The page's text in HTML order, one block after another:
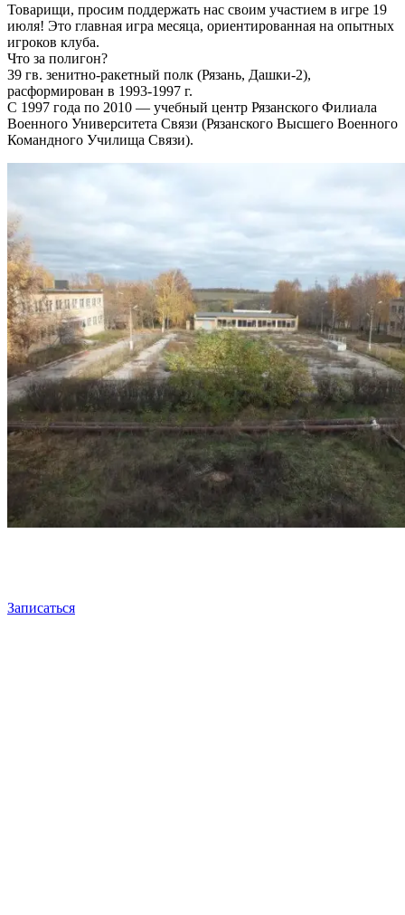
Товарищи, просим поддержать нас своим участием в игре 19
июля! Это главная игра месяца, ориентированная на опытных
игроков клуба.
Что за полигон?
39 гв. зенитно-ракетный полк (Рязань, Дашки-2),
расформирован в 1993-1997 г.
С 1997 года по 2010 — учебный центр Рязанского Филиала
Военного Университета Связи (Рязанского Высшего Военного
Командного Училища Связи).
Записаться